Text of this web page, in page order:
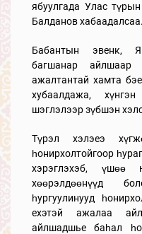
ябуулгада Улас
Балданов хабаадалсаa.
Бабантын эвенк,
багшанар айлшаар
ажалтантай хамта
хубаалдажа,
шэглэлээр зүбшэн
Түрэл хэлэеэ
һонирхолтойгоор
хэрэглэхэб, үшөө
хөөрэлдөөнүүд
һургуулинууд
ехэтэй ажалаа
айлшадшье баһал